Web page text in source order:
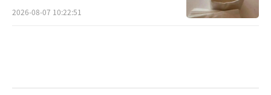
2026-08-07 10:22:51